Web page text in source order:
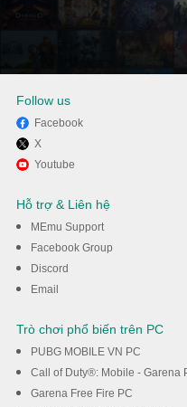
Tận hưởng
Speed™ No
Follow us
Facebook
X
Youtube
Hỗ trợ & Liên hệ
MEmu Support
Facebook Group
Discord
Email
Trò chơi phổ biến trên PC
PUBG MOBILE VN PC
Call of Duty®: Mobile - Garena
Garena Free Fire PC